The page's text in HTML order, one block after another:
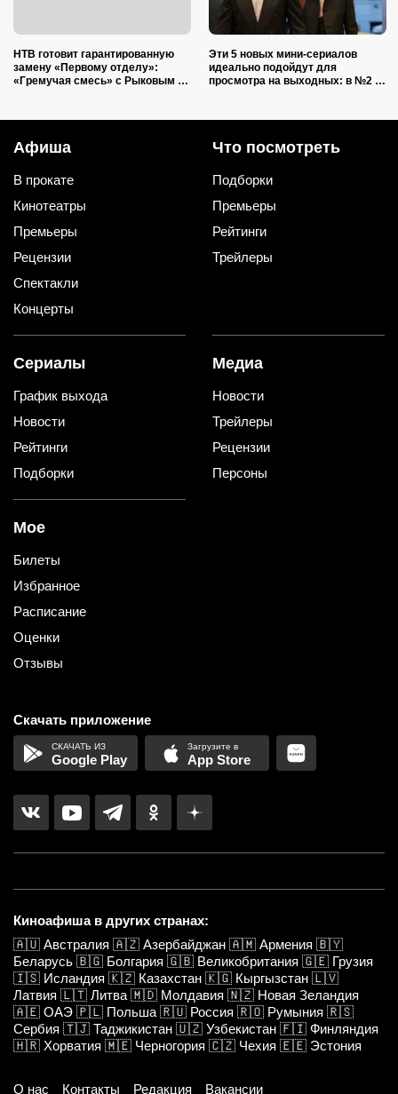
НТВ готовит гарантированную
замену «Первому отделу»:
«Гремучая смесь» с Рыковым и
Эти 5 новых мини-сериалов
идеально подойдут для
просмотра на выходных: в №2 —
Афиша
В прокате
Кинотеатры
Премьеры
Рецензии
Спектакли
Концерты
Что посмотреть
Подборки
Премьеры
Рейтинги
Трейлеры
Сериалы
График выхода
Новости
Рейтинги
Подборки
Медиа
Новости
Трейлеры
Рецензии
Персоны
Мое
Билеты
Избранное
Расписание
Оценки
Отзывы
Скачать приложение
Google Play App Store
Киноафиша в других странах:
🇦🇺 Австралия 🇦🇿 Азербайджан 🇦🇲 Армения 🇧🇾
Беларусь 🇧🇬 Болгария 🇬🇧 Великобритания 🇬🇪 Грузия
🇮🇸 Исландия 🇰🇿 Казахстан 🇰🇬 Кыргызстан 🇱🇻
Латвия 🇱🇹 Литва 🇲🇩 Молдавия 🇳🇿 Новая Зеландия
🇦🇪 ОАЭ 🇵🇱 Польша 🇷🇺 Россия 🇷🇴 Румыния 🇷🇸
Сербия 🇹🇯 Таджикистан 🇺🇿 Узбекистан 🇫🇮 Финляндия
🇭🇷 Хорватия 🇲🇪 Черногория 🇨🇿 Чехия 🇪🇪 Эстония
О нас Контакты Редакция Вакансии